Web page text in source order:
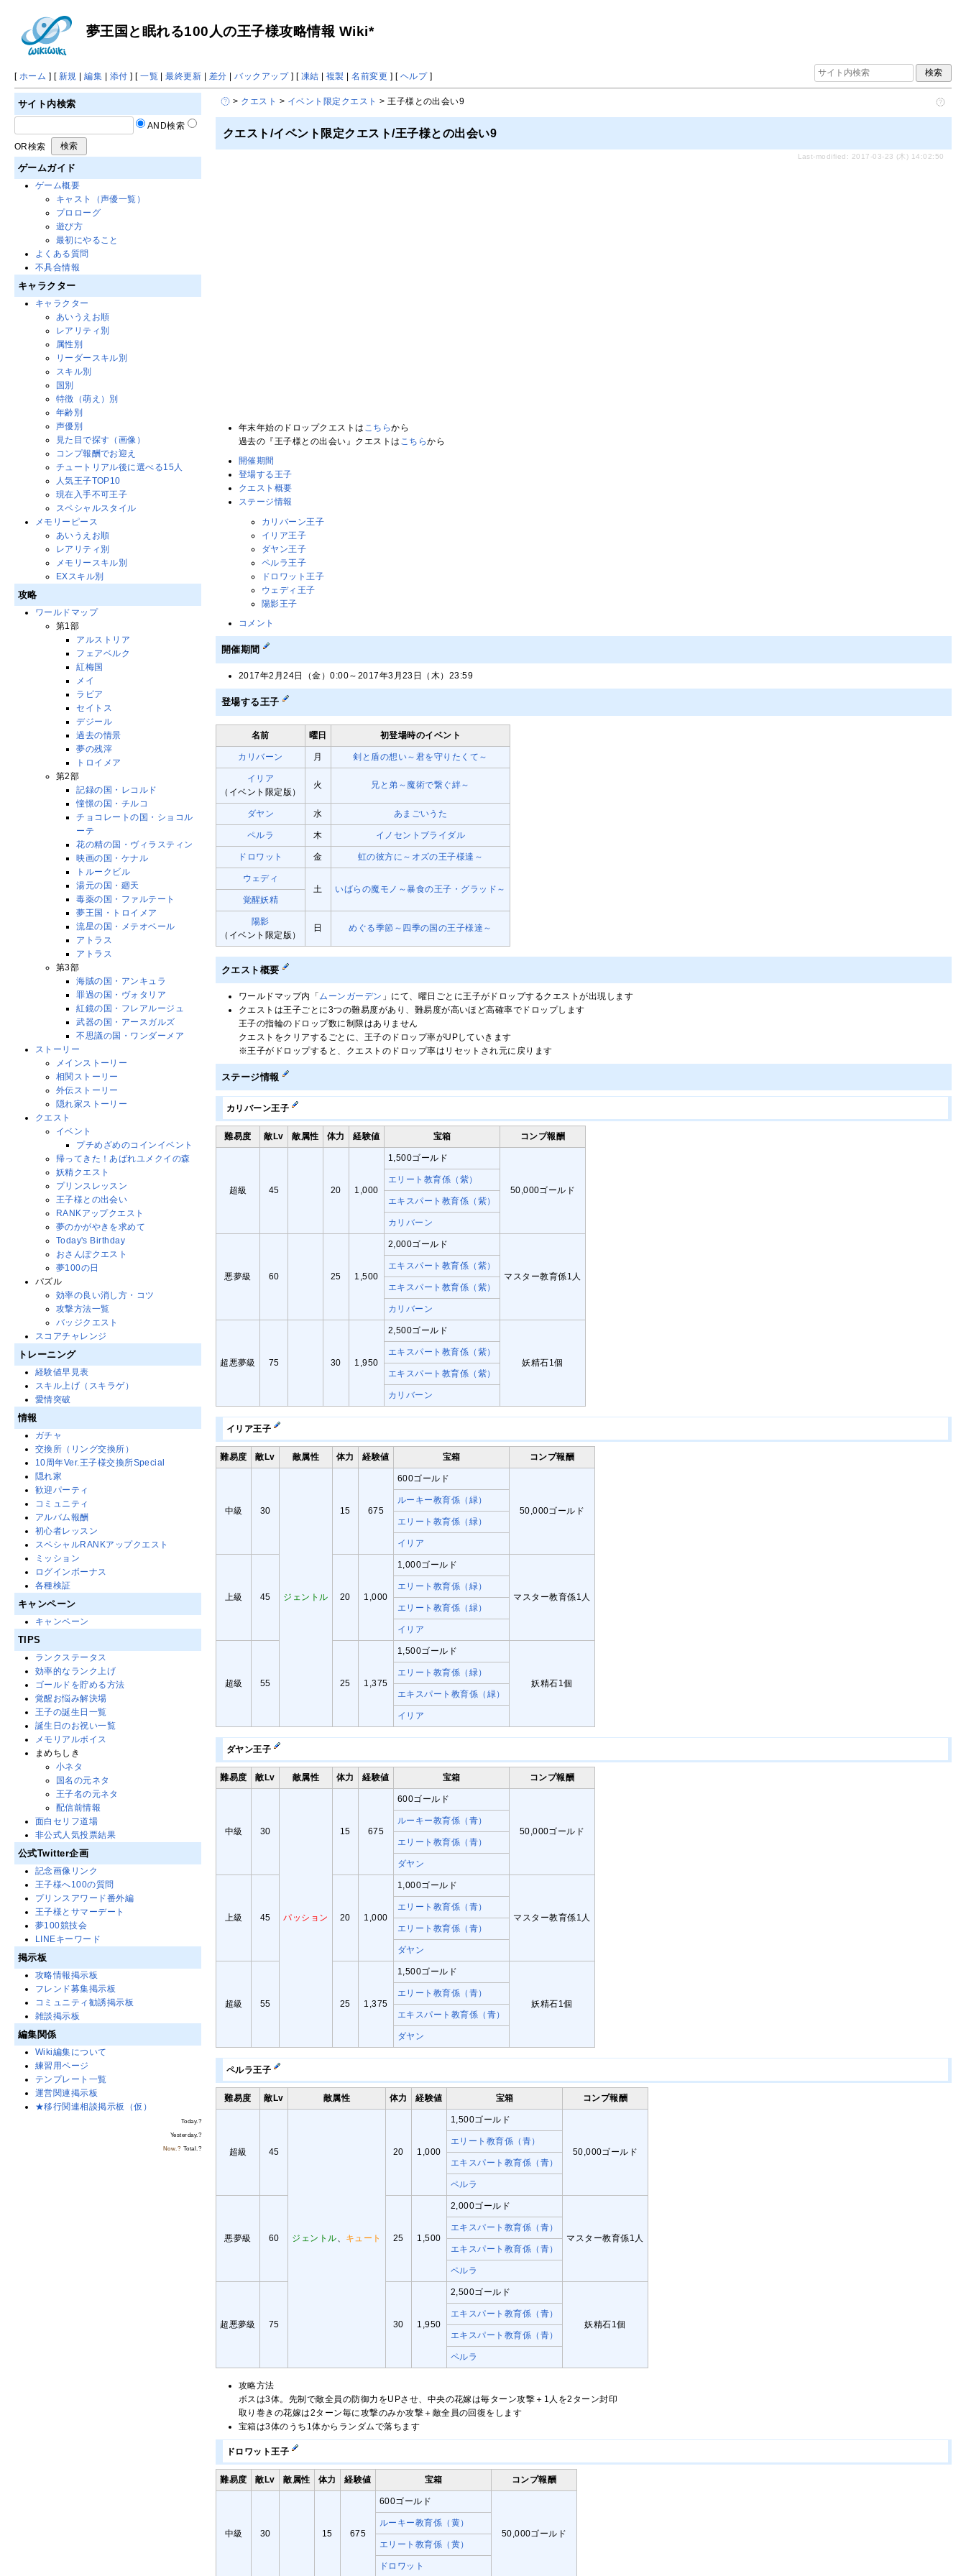
夢王国と眠れる100人の王子様攻略情報 Wiki*
[ ホーム ] [ 新規 |編集 | 添付 ] [一覧 |最終更新 | 差分 |バックアップ] [ 凍結 | 複製 |名前変更 ] [ ヘルプ]
> クエスト > イベント限定クエスト > 王子様との出会い9
クエスト/イベント限定クエスト/王子様との出会い9
Last-modified: 2017-03-23 (木) 14:02:50
年末年始のドロップクエストは こちらから
過去の『王子様との出会い』クエストは こちらから
開催期間
登場する王子
クエスト概要
ステージ情報
カリバーン王子
イリア王子
ダヤン王子
ペルラ王子
ドロワット王子
ウェディ王子
陽影王子
コメント
開催期間
2017年2月24日（金）0:00～2017年3月23日（木）23:59
登場する王子
名前 曜日 初登場時のイベント
カリバーン 月 剣と盾の想い～君を守りたくて～
イリア
（イベント限定版）
火 兄と弟～魔術で繋ぐ絆～
ダヤン 水 あまごいうた
ペルラ 木 イノセントブライダル
ドロワット 金 虹の彼方に～オズの王子様達～
ウェディ
土
いばらの魔モノ～暴食の王子・グラッド～
覚醒妖精
陽影
（イベント限定版）
日 めぐる季節～四季の国の王子様達～
クエスト概要
ワールドマップ内「ムーンガーデン 」にて、曜日ごとに王子がドロップするクエストが出現します
クエストは王子ごとに3つの難易度があり、難易度が高いほど高確率でドロップします
王子の指輪のドロップ数に制限はありません
クエストをクリアするごとに、王子のドロップ率がUPしていきます
※王子がドロップすると、クエストのドロップ率はリセットされ元に戻ります
ステージ情報
カリバーン王子
難易度 敵Lv 敵属性 体力 経験値 宝箱 コンプ報酬
超級 45 20 1,000
1,500ゴールド
50,000ゴールド
エリート教育係（紫）
エキスパート教育係（紫）
カリバーン
悪夢級 60 25 1,500
2,000ゴールド
マスター教育係1人
エキスパート教育係（紫）
エキスパート教育係（紫）
カリバーン
超悪夢級 75 30 1,950
2,500ゴールド
妖精石1個
エキスパート教育係（紫）
エキスパート教育係（紫）
カリバーン
イリア王子
難易度 敵Lv 敵属性 体力 経験値 宝箱 コンプ報酬
中級 30
ジェントル
15 675
600ゴールド
50,000ゴールド
ルーキー教育係（緑）
エリート教育係（緑）
イリア
上級 45 20 1,000
1,000ゴールド
マスター教育係1人
エリート教育係（緑）
エリート教育係（緑）
イリア
超級 55 25 1,375
1,500ゴールド
妖精石1個
エリート教育係（緑）
エキスパート教育係（緑）
イリア
ダヤン王子
難易度 敵Lv 敵属性 体力 経験値 宝箱 コンプ報酬
中級 30
パッション
15 675
600ゴールド
50,000ゴールド
ルーキー教育係（青）
エリート教育係（青）
ダヤン
上級 45 20 1,000
1,000ゴールド
マスター教育係1人
エリート教育係（青）
エリート教育係（青）
ダヤン
超級 55 25 1,375
1,500ゴールド
妖精石1個
エリート教育係（青）
エキスパート教育係（青）
ダヤン
ペルラ王子
難易度 敵Lv 敵属性 体力 経験値 宝箱 コンプ報酬
超級 45
ジェントル、 キュート
20 1,000
1,500ゴールド
50,000ゴールド
エリート教育係（青）
エキスパート教育係（青）
ペルラ
悪夢級 60 25 1,500
2,000ゴールド
マスター教育係1人
エキスパート教育係（青）
エキスパート教育係（青）
ペルラ
超悪夢級 75 30 1,950
2,500ゴールド
妖精石1個
エキスパート教育係（青）
エキスパート教育係（青）
ペルラ
攻略方法
ボスは3体。先制で敵全員の防御力をUPさせ、中央の花嫁は毎ターン攻撃＋1人を2ターン封印
取り巻きの花嫁は2ターン毎に攻撃のみか攻撃＋敵全員の回復をします
宝箱は3体のうち1体からランダムで落ちます
ドロワット王子
難易度 敵Lv 敵属性 体力 経験値 宝箱 コンプ報酬
中級 30 15 675
600ゴールド
50,000ゴールド
ルーキー教育係（黄）
エリート教育係（黄）
ドロワット
サイト内検索
AND検索
OR検索
ゲームガイド
ゲーム概要
キャスト（声優一覧）
プロローグ
遊び方
最初にやること
よくある質問
不具合情報
キャラクター
キャラクター
あいうえお順
レアリティ別
属性別
リーダースキル別
スキル別
国別
特徴（萌え）別
年齢別
声優別
見た目で探す（画像）
コンプ報酬でお迎え
チュートリアル後に選べる15人
人気王子TOP10
現在入手不可王子
スペシャルスタイル
メモリーピース
あいうえお順
レアリティ別
メモリースキル別
EXスキル別
攻略
ワールドマップ
第1部
アルストリア
フェアベルク
紅梅国
メイ
ラビア
セイトス
デジール
過去の情景
夢の残滓
トロイメア
第2部
記録の国・レコルド
憧憬の国・チルコ
チョコレートの国・ショコル
ーテ
花の精の国・ヴィラスティン
映画の国・ケナル
トルークビル
湯元の国・廻天
毒薬の国・ファルテート
夢王国・トロイメア
流星の国・メテオベール
アトラス
アトラス
第3部
海賊の国・アンキュラ
罪過の国・ヴォタリア
紅鏡の国・フレアルージュ
武器の国・アースガルズ
不思議の国・ワンダーメア
ストーリー
メインストーリー
相関ストーリー
外伝ストーリー
隠れ家ストーリー
クエスト
イベント
プチめざめのコインイベント
帰ってきた！あばれユメクイの森
妖精クエスト
プリンスレッスン
王子様との出会い
RANKアップクエスト
夢のかがやきを求めて
Today's Birthday
おさんぽクエスト
夢100の日
パズル
効率の良い消し方・コツ
攻撃方法一覧
バッジクエスト
スコアチャレンジ
トレーニング
経験値早見表
スキル上げ（スキラゲ）
愛情突破
情報
ガチャ
交換所（リング交換所）
10周年Ver.王子様交換所Special
隠れ家
歓迎パーティ
コミュニティ
アルバム報酬
初心者レッスン
スペシャルRANKアップクエスト
ミッション
ログインボーナス
各種検証
キャンペーン
キャンペーン
TIPS
ランクステータス
効率的なランク上げ
ゴールドを貯める方法
覚醒お悩み解決場
王子の誕生日一覧
誕生日のお祝い一覧
メモリアルボイス
まめちしき
小ネタ
国名の元ネタ
王子名の元ネタ
配信前情報
面白セリフ道場
非公式人気投票結果
公式Twitter企画
記念画像リンク
王子様へ100の質問
プリンスアワード番外編
王子様とサマーデート
夢100競技会
LINEキーワード
掲示板
攻略情報掲示板
フレンド募集掲示板
コミュニティ勧誘掲示板
雑談掲示板
編集関係
Wiki編集について
練習用ページ
テンプレート一覧
運営関連掲示板
★移行関連相談掲示板（仮）
Today.?
Yesterday.?
Now.? Total.?